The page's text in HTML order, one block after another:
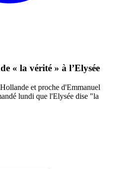
« la vérité » à l’Elysée
et proche d'Emmanuel
lundi que l'Elysée dise "la